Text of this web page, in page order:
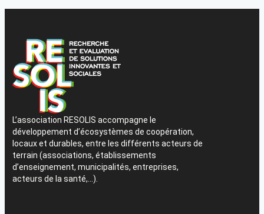
L’association RESOLIS accompagne le
développement d’écosystèmes de coopération,
locaux et durables, entre les différents acteurs de
terrain (associations, établissements
d’enseignement, municipalités, entreprises,
acteurs de la santé,…).